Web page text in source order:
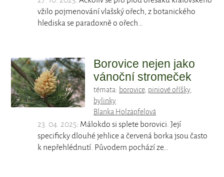
vžilo pojmenování vlašský ořech, z botanického
hlediska se paradoxně o ořech…
Borovice nejen jako
vánoční stromeček
témata: borovice, piniové oříšky,
bylinky
Blanka Holzäpfelová
23. 04. 2025: Málokdo si splete borovici. Její
specificky dlouhé jehlice a červená borka jsou často
k nepřehlédnutí. Původem pochází ze…